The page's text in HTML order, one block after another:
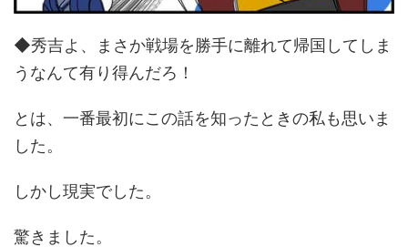
◆秀吉よ、まさか戦場を勝手に離れて帰国してしま
うなんて有り得んだろ！
とは、一番最初にこの話を知ったときの私も思いま
した。
しかし現実でした。
驚きました。